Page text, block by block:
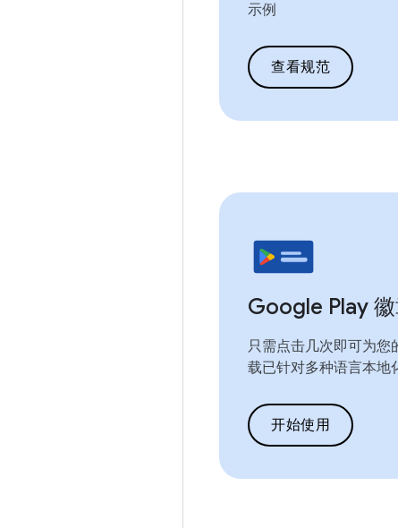
示例
查看规范
Google Play
只需点击几次即可为您
载已针对多种语言本地
开始使用